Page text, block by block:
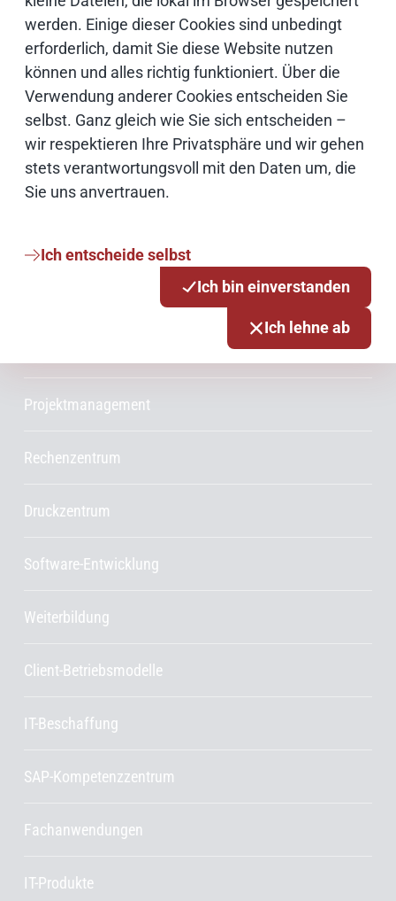
werden. Einige dieser Cookies sind unbedingt
erforderlich, damit Sie diese Website nutzen
können und alles richtig funktioniert. Über die
Verwendung anderer Cookies entscheiden Sie
selbst. Ganz gleich wie Sie sich entscheiden –
wir respektieren Ihre Privatsphäre und wir gehen
stets verantwortungsvoll mit den Daten um, die
Sie uns anvertrauen.
Ich entscheide selbst
Ich bin einverstanden
Ich lehne ab
IT Sicherheit
Onlinezugangsgesetz
Cloud
Netze
Services & Produkte
Projektmanagement
Rechenzentrum
Druckzentrum
Software-Entwicklung
Weiterbildung
Client-Betriebsmodelle
IT-Beschaffung
SAP-Kompetenzzentrum
Fachanwendungen
IT-Produkte